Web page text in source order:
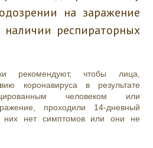
на заражение
наличии респираторных
рекомендуют, чтобы лица,
коронавируса в результате
человеком или
проходили 14-дневный
них нет симптомов или они не